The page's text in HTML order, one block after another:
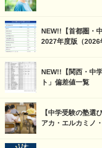
NEW!!【首都圏・
2027年度版（2026
NEW!!【関西・中
ト」偏差値一覧
【中学受験の塾選
アカ・エルカミノ